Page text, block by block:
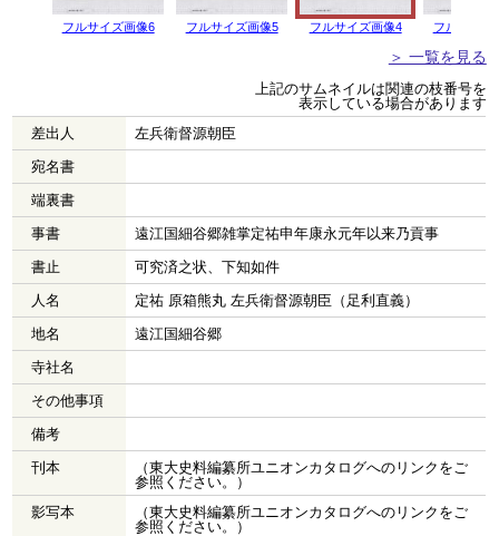
フルサイズ画像6 フルサイズ画像5 フルサイズ画像4 フルサイズ
＞ 一覧を見る
上記のサムネイルは関連の枝番号を
表示している場合があります
差出人
左兵衛督源朝臣
宛名書
端裏書
事書
遠江国細谷郷雑掌定祐申年康永元年以来乃貢事
書止
可究済之状、下知如件
人名
定祐 原箱熊丸 左兵衛督源朝臣（足利直義）
地名
遠江国細谷郷
寺社名
その他事項
備考
刊本
（東大史料編纂所ユニオンカタログへのリンクをご
参照ください。）
影写本
（東大史料編纂所ユニオンカタログへのリンクをご
参照ください。）